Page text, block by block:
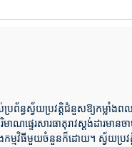
ព័ន្ធស្វ័យប្រវត្តិជំនួសឱ្យកម្លាំងពលក
មាណផ្ទេរសារធាតុរាវស្តង់ដារមា
កម្មវិធីមួយចំនួនក៏ដោយ។ ស្វ័យប្រវត្តិ